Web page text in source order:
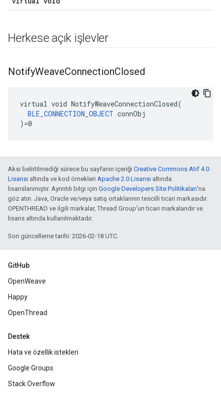
Herkese açık işlevler
NotifyWeaveConnectionClosed
virtual void NotifyWeaveConnectionClosed(
BLE_CONNECTION_OBJECT connObj
)=0
Aksi belirtilmediği sürece bu sayfanın içeriği Creative Commons Atıf 4.0
Lisansı altında ve kod örnekleri Apache 2.0 Lisansı altında
lisanslanmıştır. Ayrıntılı bilgi için Google Developers Site Politikaları'na
göz atın. Java, Oracle ve/veya satış ortaklarının tescilli ticari markasıdır.
OPENTHREAD ve ilgili markalar, Thread Group'un ticari markalarıdır ve
lisans altında kullanılmaktadır.
Son güncelleme tarihi: 2026-02-18 UTC.
GitHub
OpenWeave
Happy
OpenThread
Destek
Hata ve özellik istekleri
Google Groups
Stack Overflow